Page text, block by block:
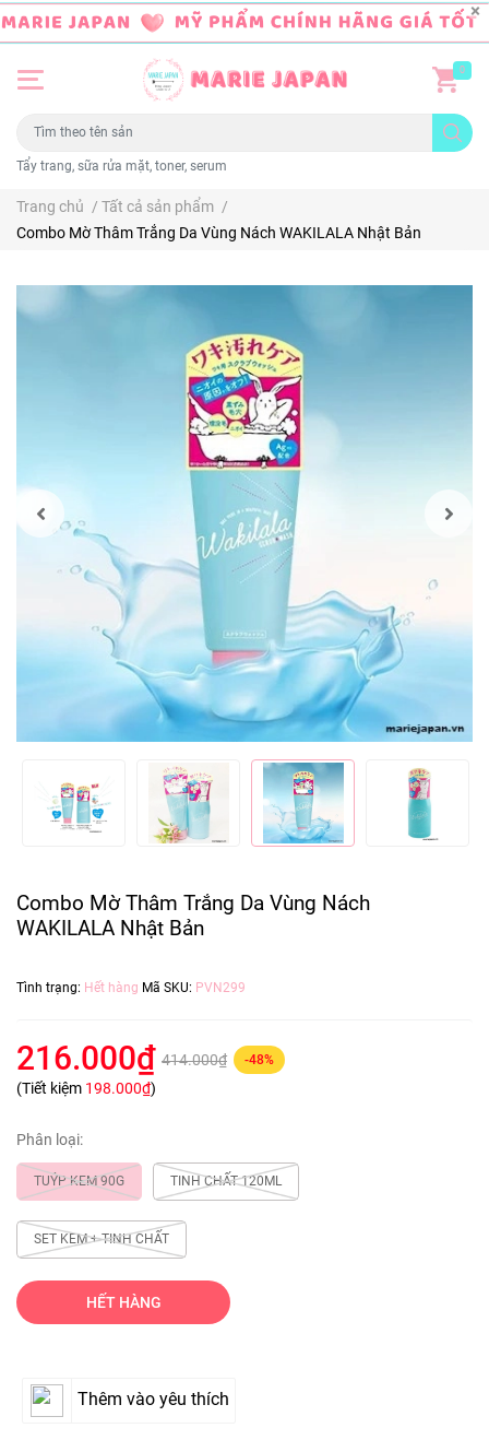
Tẩy trang, sữa rửa mặt, toner, serum
0
Trang chủ / Tất cả sản phẩm /
Combo Mờ Thâm Trắng Da Vùng Nách WAKILALA Nhật Bản
Combo Mờ Thâm Trắng Da Vùng Nách
WAKILALA Nhật Bản
Tình trạng: Hết hàng Mã SKU: PVN299
216.000₫ 414.000₫ -48%
(Tiết kiệm 198.000₫)
Phân loại:
TUÝP KEM 90G TINH CHẤT 120ML
SET KEM + TINH CHẤT
HẾT HÀNG
Thêm vào yêu thích